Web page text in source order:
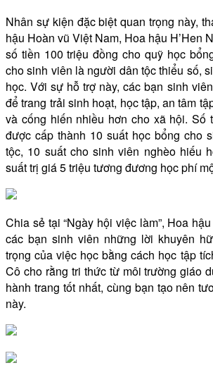
Nhân sự kiện đặc biệt quan trọng này,
hậu Hoàn vũ Việt Nam, Hoa hậu H’Hen
số tiền 100 triệu đồng cho quỹ học
cho sinh viên là người dân tộc thiểu số,
học. Với sự hỗ trợ này, các bạn sinh
để trang trải sinh hoạt, học tập, an tâm
và cống hiến nhiều hơn cho xã hội. Số
được cấp thành 10 suất học bổng cho
tộc, 10 suất cho sinh viên nghèo hiếu
suất trị giá 5 triệu tương đương học phí
Chia sẻ tại “Ngày hội việc làm”, Hoa
các bạn sinh viên những lời khuyên
trọng của việc học bằng cách học tập
Cô cho rằng tri thức từ môi trường giáo
hành trang tốt nhất, cùng bạn tạo nên
này.